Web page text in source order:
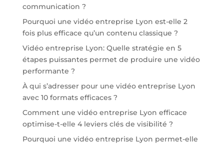
communication ?
Pourquoi une vidéo entreprise Lyon est-elle 2
fois plus efficace qu’un contenu classique ?
Vidéo entreprise Lyon: Quelle stratégie en 5
étapes puissantes permet de produire une vidéo
performante ?
À qui s’adresser pour une vidéo entreprise Lyon
avec 10 formats efficaces ?
Comment une vidéo entreprise Lyon efficace
optimise-t-elle 4 leviers clés de visibilité ?
Pourquoi une vidéo entreprise Lyon permet-elle